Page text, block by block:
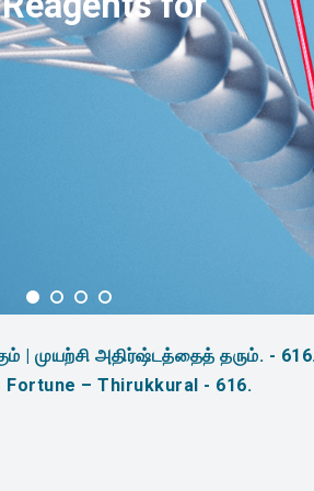
| முயற்சி அதிர்ஷ்டத்தைத் தரும். -
– Thirukkural - 616.